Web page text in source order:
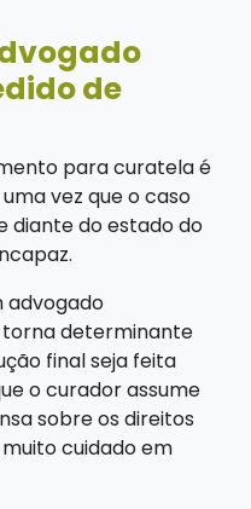
de
para curatela é
vez que o caso
diante do estado do
advogado
torna determinante
final seja feita
o curador assume
sobre os direitos
cuidado em